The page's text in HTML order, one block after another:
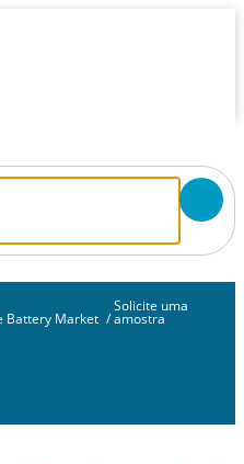
Battery Market /
Solicite uma
amostra